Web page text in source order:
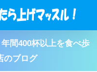
間400杯以上を食べ歩
のブログ